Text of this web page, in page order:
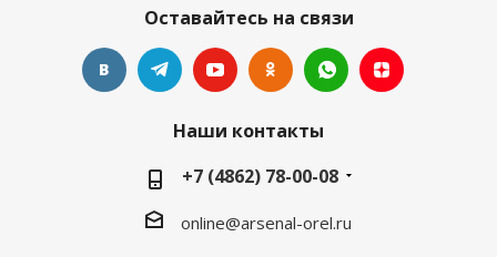
Оставайтесь на связи
Наши контакты
+7 (4862) 78-00-08
online@arsenal-orel.ru